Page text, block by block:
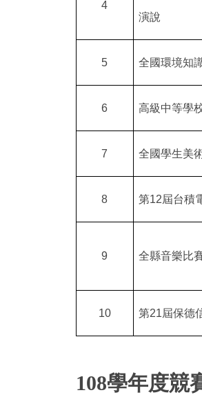
4
演說
5 全國環境知
6 高級中等學
7 全國學生美
8 第12屆台積
9 全縣音樂比
10 第21屆保德
108學年度競